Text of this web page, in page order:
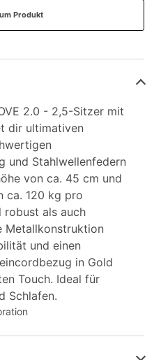
Produkt
2.0 - 2,5-Sitzer mit
dir ultimativen
und Stahlwellenfedern
von ca. 45 cm und
ca. 120 kg pro
als auch
Metallkonstruktion
und einen
in Gold
Touch. Ideal für
Schlafen.